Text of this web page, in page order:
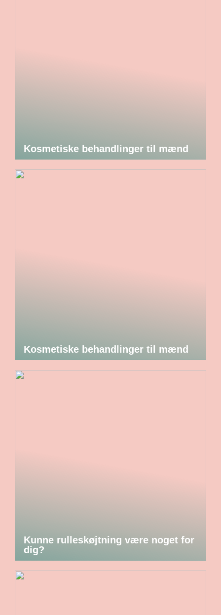
Kosmetiske behandlinger til mænd
Kosmetiske behandlinger til mænd
Kunne rulleskøjtning være noget for
dig?